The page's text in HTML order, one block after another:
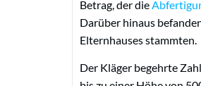
Betrag, der die
Darüber hinaus
Elternhauses stammten.
Der Kläger begehrte